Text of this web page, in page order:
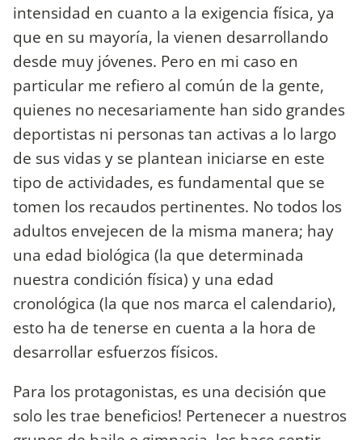
intensidad en cuanto a la exigencia física, ya
que en su mayoría, la vienen desarrollando
desde muy jóvenes. Pero en mi caso en
particular me refiero al común de la gente,
quienes no necesariamente han sido grandes
deportistas ni personas tan activas a lo largo
de sus vidas y se plantean iniciarse en este
tipo de actividades, es fundamental que se
tomen los recaudos pertinentes. No todos los
adultos envejecen de la misma manera; hay
una edad biológica (la que determinada
nuestra condición física) y una edad
cronológica (la que nos marca el calendario),
esto ha de tenerse en cuenta a la hora de
desarrollar esfuerzos físicos.
Para los protagonistas, es una decisión que
solo les trae beneficios! Pertenecer a nuestros